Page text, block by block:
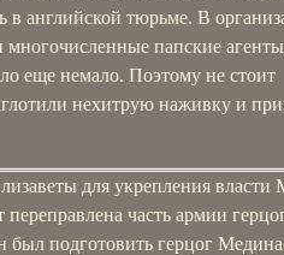
в английской тюрьме. В
многочисленные папские
еще немало. Поэтому не стоит
нехитрую наживку и
для укрепления власти
часть армии
был подготовить герцог